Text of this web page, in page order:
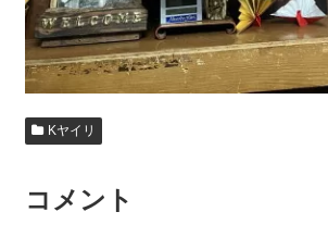
Kヤイリ
コメント